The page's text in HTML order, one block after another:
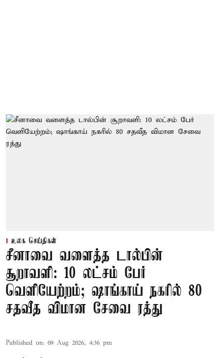
உலக செய்திகள்
சீனாவை வளைத்த டால்பின்
சூறாவளி: 10 லட்சம் பேர்
வெளியேற்றம்; ஷாங்காய் நகரில் 80
சதவீத விமான சேவை ரத்து
Published on: 09 Aug 2026, 4:36 pm